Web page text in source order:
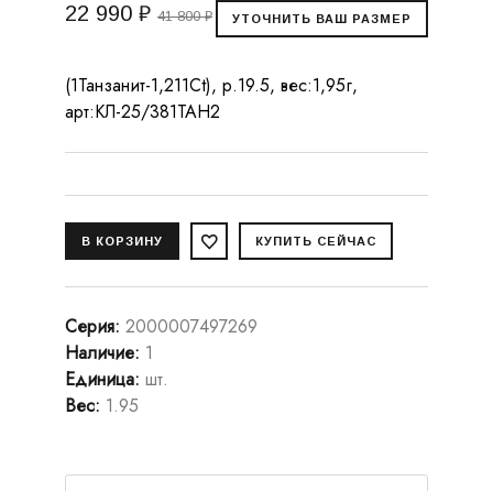
22 990 ₽ 41 800 ₽
(1Танзанит-1,211Ct), р.19.5, вес:1,95г,
арт:КЛ-25/381ТАН2
Серия: 2000007497269
Наличие: 1
Единица: шт.
Вес: 1.95